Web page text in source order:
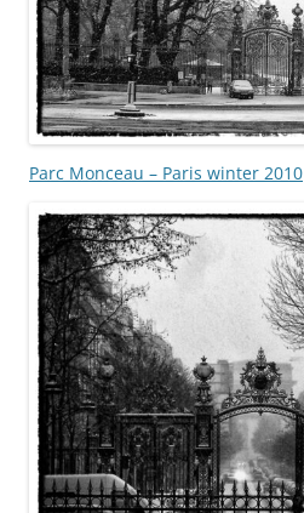
Parc Monceau – Paris winter 2010